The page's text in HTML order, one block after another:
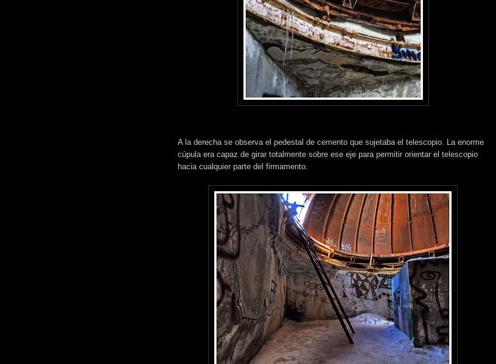
A la derecha se observa el pedestal de cemento que sujetaba el telescopio. La enorme
cúpula era capaz de girar totalmente sobre ese eje para permitir orientar el telescopio
hacia cualquier parte del firmamento.